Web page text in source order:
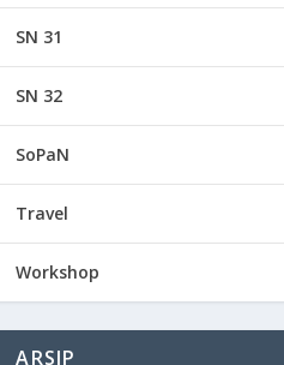
SN 31
SN 32
SoPaN
Travel
Workshop
ARSIP